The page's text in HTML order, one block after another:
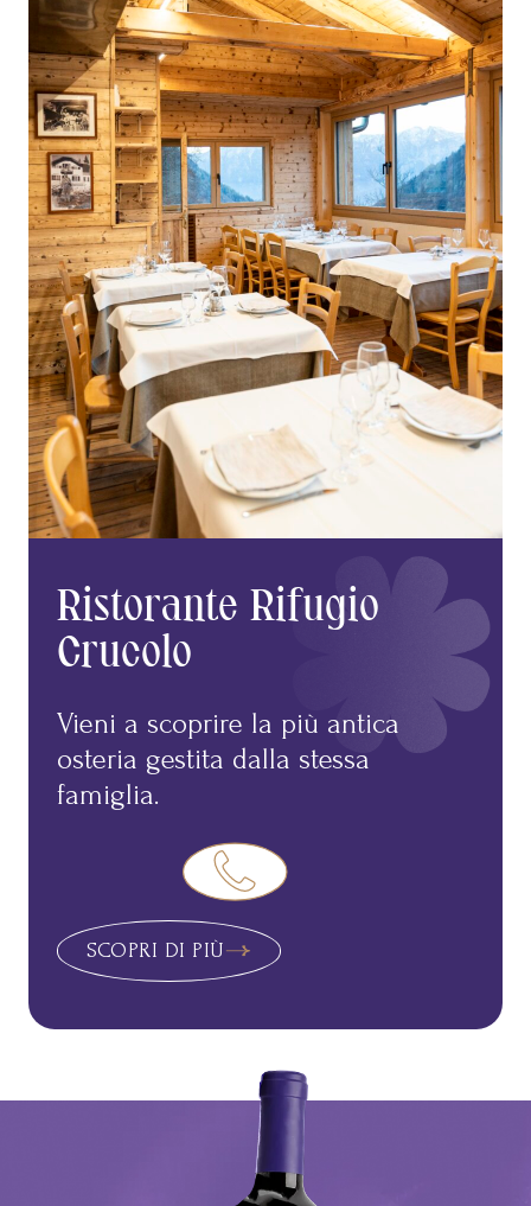
Ristorante Rifugio
Crucolo
Vieni a scoprire la più antica
osteria gestita dalla stessa
famiglia.
SCOPRI DI PIÙ